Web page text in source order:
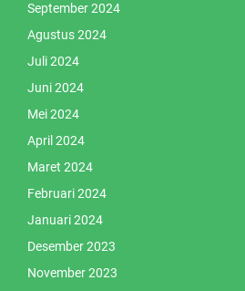
September 2024
Agustus 2024
Juli 2024
Juni 2024
Mei 2024
April 2024
Maret 2024
Februari 2024
Januari 2024
Desember 2023
November 2023